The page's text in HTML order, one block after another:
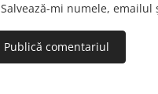
Salvează-mi numele,